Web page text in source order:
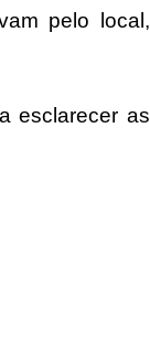
pelo local,
esclarecer as